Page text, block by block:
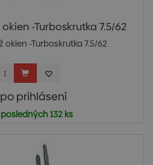
-Turboskrutka 7.5/62
-Turboskrutka 7.5/62
prihlásení
132 ks